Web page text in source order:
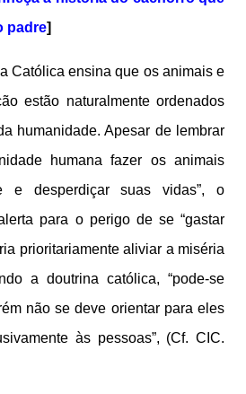
padre]
Católica ensina que os animais e
estão naturalmente ordenados
humanidade. Apesar de lembrar
humana fazer os animais
e desperdiçar suas vidas”, o
para o perigo de se “gastar
prioritariamente aliviar a miséria
a doutrina católica, “pode-se
não se deve orientar para eles
às pessoas”, (Cf. CIC.